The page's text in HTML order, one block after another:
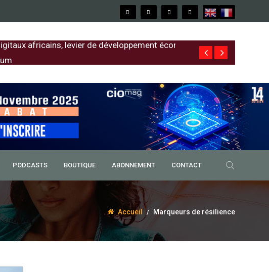
africains, levier de développement économique
Free au
PODCASTS BOUTIQUE ABONNEMENT CONTACT
Accueil Marqueurs de résilience